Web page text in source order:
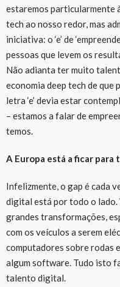
estaremos particularmente
tech ao nosso redor, mas
iniciativa: o ‘e’ de‘
pessoas que levem os
Não adianta ter muito
economia deep tech de que
letra ‘e’ devia estar
– estamos a falar de
temos.
A Europa está a ficar para
Infelizmente, o gap é cada
digital está por todo o lado.
grandes transformações,
com os veículos a serem
computadores sobre rodas
algum software. Tudo isto
talento digital.